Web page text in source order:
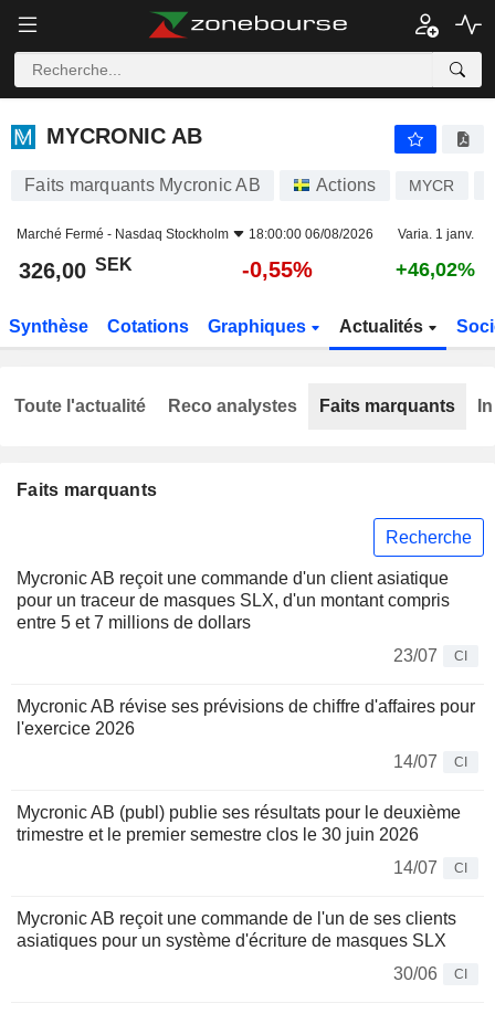
MYCRONIC AB
MYCRONIC AB
Faits marquants Mycronic AB Actions MYCR
Marché Fermé - Nasdaq Stockholm 18:00:00 06/08/2026 Varia. 1 janv.
326,00 SEK -0,55% +46,02%
Synthèse Cotations Graphiques Actualités
Faits marquants
Recherche
Mycronic AB reçoit une commande d'un client asiatique
pour un traceur de masques SLX, d'un montant compris
entre 5 et 7 millions de dollars
23/07
CI
Mycronic AB révise ses prévisions de chiffre d'affaires pour
l'exercice 2026
14/07
CI
Mycronic AB (publ) publie ses résultats pour le deuxième
trimestre et le premier semestre clos le 30 juin 2026
14/07
CI
Mycronic AB reçoit une commande de l'un de ses clients
asiatiques pour un système d'écriture de masques SLX
30/06
CI
Toute l'actualité Reco analystes Faits marquants